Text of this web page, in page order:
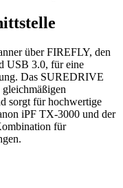
über FIREFLY, den
USB 3.0, für eine
Das SUREDRIVE
sorgt für hochwertige
iPF TX-3000 und der
für